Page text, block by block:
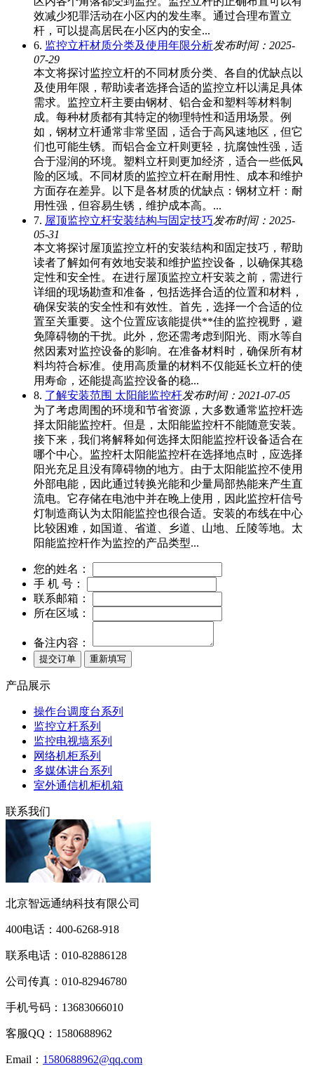
效减少犯罪活动在小区内的发生率。通过合理布置立
杆，可以提高居民在小区内的安全...
6. 监控立杆材质分类及使用年限分析发布时间：2025-
07-29
本文将探讨监控立杆的不同材质分类、各自的优缺点以
及使用年限，帮助读者选择合适的监控立杆以满足具体
需求。监控立杆主要由钢材、铝合金和塑料等材料制
成。每种材质都有其特定的物理特性和适用场景。例
如，钢材立杆通常非常坚固，适合于高风速地区，但它
们也可能生锈。而铝合金立杆则更轻，抗腐蚀性强，适
合于湿润的环境。塑料立杆则更加经济，适合一些低风
险的区域。不同材质的监控立杆在耐用性、成本和维护
方面存在差异。以下是各材质的优缺点：钢材立杆：耐
用性强，但容易生锈，维护成本高。...
7. 屋顶监控立杆安装结构与固定技巧发布时间：2025-
05-31
本文将探讨屋顶监控立杆的安装结构和固定技巧，帮助
读者了解如何有效地安装和维护监控设备，以确保其稳
定性和安全性。在进行屋顶监控立杆安装之前，需进行
详细的现场勘查和准备，包括选择合适的位置和材料，
确保安装的安全性和有效性。首先，选择一个合适的位
置至关重要。这个位置应该能提供**佳的监控视野，避
免障碍物的干扰。此外，您还需考虑到阳光、雨水等自
然因素对监控设备的影响。在准备材料时，确保所有材
料均符合标准。使用高质量的材料不仅能延长立杆的使
用寿命，还能提高监控设备的稳...
8. 了解安装范围 太阳能监控杆发布时间：2021-07-05
为了考虑周围的环境和节省资源，大多数通常监控杆选
择太阳能监控杆。但是，太阳能监控杆不能随意安装。
接下来，我们将解释如何选择太阳能监控杆设备适合在
哪个中心。监控杆太阳能监控杆在选择地点时，应选择
阳光充足且没有障碍物的地方。由于太阳能监控不使用
外部电能，因此通过转换光能和少量局部热能来产生直
流电。它存储在电池中并在晚上使用，因此监控杆信号
灯制造商认为太阳能监控也很合适。安装的布线在中心
比较困难，如国道、省道、乡道、山地、丘陵等地。太
阳能监控杆作为监控的产品类型...
您的姓名：
手 机 号：
联系邮箱：
所在区域：
备注内容：
产品展示
操作台调度台系列
监控立杆系列
监控电视墙系列
网络机柜系列
多媒体讲台系列
室外通信机柜机箱
联系我们
北京智远通纳科技有限公司
400电话： 400-6268-918
联系电话： 010-82886128
公司传真： 010-82946780
手机号码： 13683066010
客服QQ： 1580688962
Email： 1580688962@qq.com